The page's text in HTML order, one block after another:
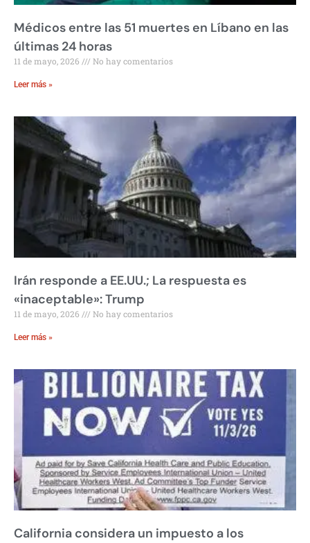
Médicos entre las 51 muertes en Líbano en las
últimas 24 horas
11 de mayo, 2026 No hay comentarios
Leer más »
Irán responde a EE.UU.; La respuesta es
«inaceptable»: Trump
11 de mayo, 2026 No hay comentarios
Leer más »
California considera un impuesto a los